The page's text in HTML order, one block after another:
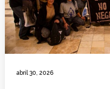
abril 30, 2026